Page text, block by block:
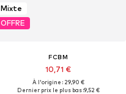
Mixte
OFFRE
FCBM
10,71 €
À l'origine : 29,90 €
Dernier prix le plus bas :9,52 €